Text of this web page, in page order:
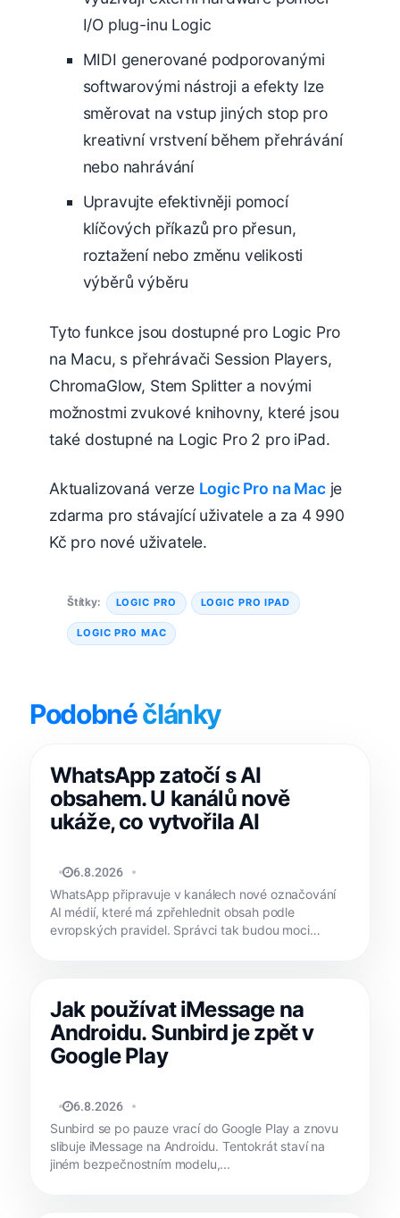
I/O plug-inu Logic
MIDI generované podporovanými
softwarovými nástroji a efekty lze
směrovat na vstup jiných stop pro
kreativní vrstvení během přehrávání
nebo nahrávání
Upravujte efektivněji pomocí
klíčových příkazů pro přesun,
roztažení nebo změnu velikosti
výběrů výběru
Tyto funkce jsou dostupné pro Logic Pro
na Macu, s přehrávači Session Players,
ChromaGlow, Stem Splitter a novými
možnostmi zvukové knihovny, které jsou
také dostupné na Logic Pro 2 pro ‌iPad‌.
Aktualizovaná verze Logic Pro na Macje
zdarma pro stávající uživatele a za 4 990
Kč pro nové uživatele.
Štítky: LOGIC PRO LOGIC PRO IPAD
LOGIC PRO MAC
Podobnéčlánky
WhatsApp zatočí s AI
obsahem. U kanálů nově
ukáže, co vytvořila AI
JAN HOLEŠ
6.8.2026
WhatsApp připravuje v kanálech nové označování
AI médií, které má zpřehlednit obsah podle
evropských pravidel. Správci tak budou moci
Jak používat iMessage na
Androidu. Sunbird je zpět v
Google Play
MATYÁŠ KOZÁK
6.8.2026
Sunbird se po pauze vrací do Google Play a znovu
slibuje iMessage na Androidu. Tentokrát staví na
jiném bezpečnostním modelu,...